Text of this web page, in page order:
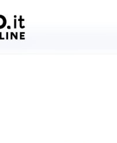
a Siracusa, gruppo di